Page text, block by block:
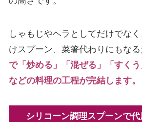
しゃもじやヘラとしてだけでな
けスプーン、菜箸代わりにもなる
で「炒める」「混ぜる」「すくう
などの料理の工程が完結します。
シリコーン調理スプーンで